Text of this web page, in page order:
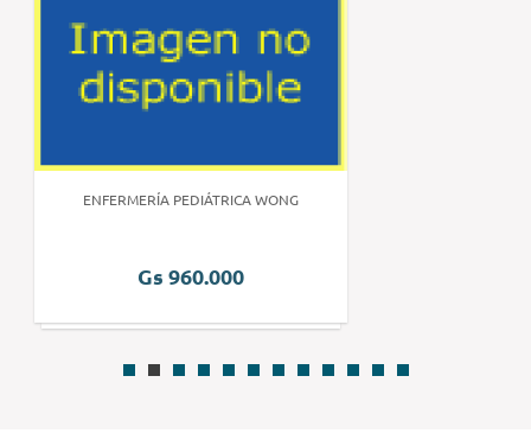
ENFERMERÍA PEDIÁTRICA WONG
Gs 960.000